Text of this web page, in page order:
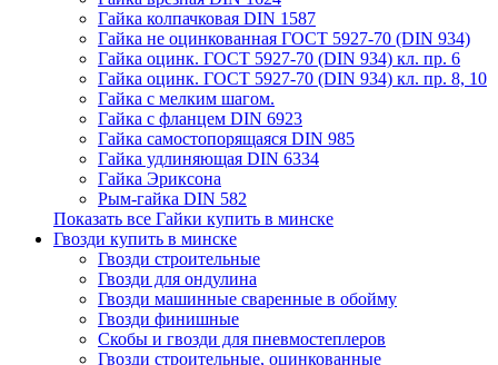
Гайка колпачковая DIN 1587
Гайка не оцинкованная ГОСТ 5927-70 (DIN 934)
Гайка оцинк. ГОСТ 5927-70 (DIN 934) кл. пр. 6
Гайка оцинк. ГОСТ 5927-70 (DIN 934) кл. пр. 8, 10
Гайка с мелким шагом.
Гайка с фланцем DIN 6923
Гайка самостопорящаяся DIN 985
Гайка удлиняющая DIN 6334
Гайка Эриксона
Рым-гайка DIN 582
Показать все Гайки купить в минске
Гвозди купить в минске
Гвозди строительные
Гвозди для ондулина
Гвозди машинные сваренные в обойму
Гвозди финишные
Скобы и гвозди для пневмостеплеров
Гвозди строительные, оцинкованные